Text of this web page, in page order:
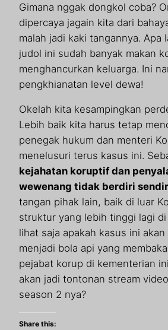
Gimana nggak dongkol coba?
dipercaya jagain kita dari
malah jadi kaki tangannya. Apa
judol ini sudah banyak makan
menghancurkan keluarga. Ini
pengkhianatan level dewa!
Okelah kita kesampingkan
Lebih baik kita harus tetap
penegak hukum dan menteri
menelusuri terus kasus ini.
kejahatan koruptif dan
wewenang tidak berdiri
tangan pihak lain, baik di luar
struktur yang lebih tinggi lagi di
lihat saja apakah kasus ini
menjadi bola api yang
pejabat korup di kementerian
akan jadi tontonan stream
season 2 nya?
Share this: